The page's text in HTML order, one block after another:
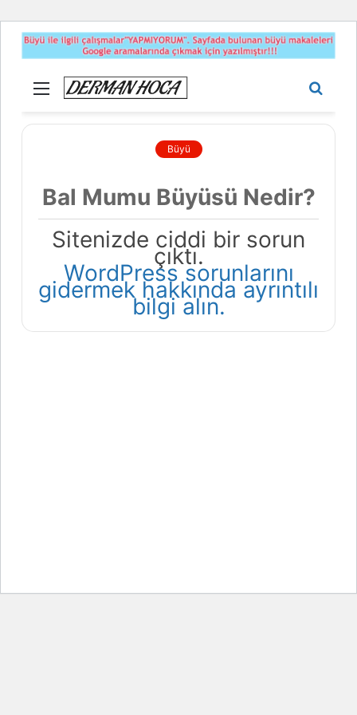
Menü
Büyü
Bal Mumu Büyüsü Nedir?
Sitenizde ciddi bir sorun
çıktı.
WordPress sorunlarını
gidermek hakkında ayrıntılı
bilgi alın.